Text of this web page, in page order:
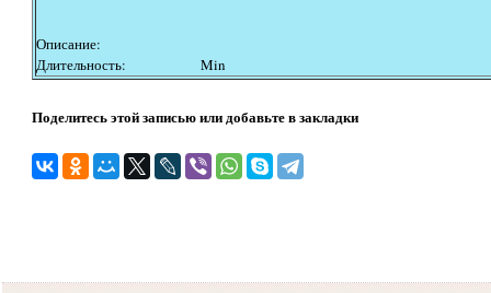
Описание:
Длительность:
Min
Поделитесь этой записью или добавьте в закладки